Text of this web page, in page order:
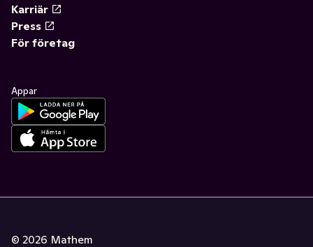
Karriär
Press
För företag
Appar
© 2026 Mathem